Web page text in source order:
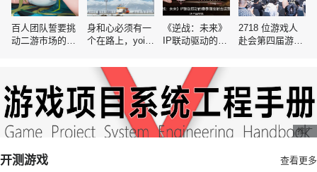
百人团队誓要挑
动二游市场的空
身和心必须有一
个在路上，yoi分
游戏创作历程
《逆战：未来》
IP联动驱动的赛
2718 位游戏人
赴会第四届游路
推广
开测游戏 查看更多